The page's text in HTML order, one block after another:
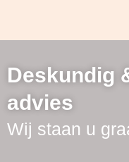
Deskundig
advies
Wij staan u